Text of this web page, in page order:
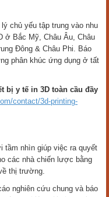
chủ yếu tập trung vào nhu
ở Bắc Mỹ, Châu Âu, Châu
Đông & Châu Phi. Báo
phân khúc ứng dụng ở tất
bị y tế in 3D toàn cầu đầy
contact/3d-printing-
tầm nhìn giúp việc ra quyết
các nhà chiến lược bằng
thị trường.
nghiên cứu chung và báo